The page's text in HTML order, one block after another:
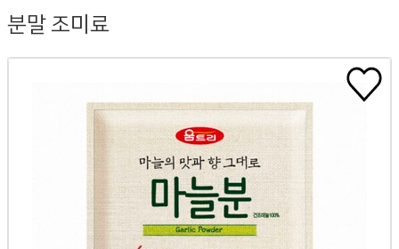
분말 조미료